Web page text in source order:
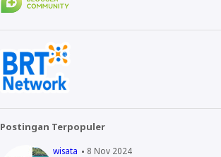
Postingan Terpopuler
wisata 8 Nov 2024